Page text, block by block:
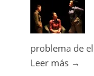
problema de
Leer más →